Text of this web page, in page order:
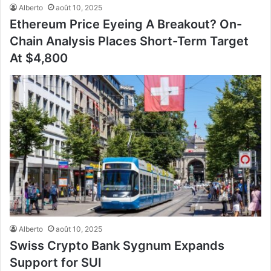
Alberto août 10, 2025
Ethereum Price Eyeing A Breakout? On-
Chain Analysis Places Short-Term Target
At $4,800
Alberto août 10, 2025
Swiss Crypto Bank Sygnum Expands
Support for SUI